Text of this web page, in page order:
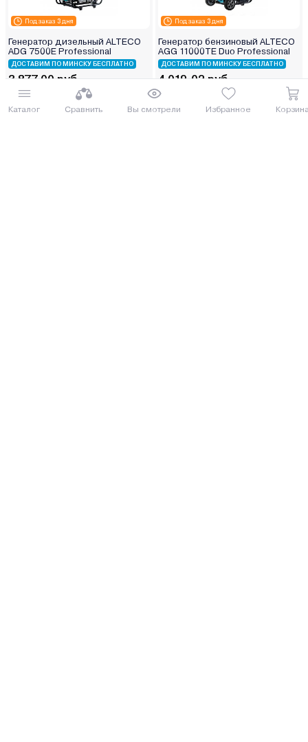
Каталог Сравнить Вы смотрели Избранное
Под заказ 3 дня
Генератор дизельный ALTECO
ADG 7500E Professional
ДОСТАВИМ ПО МИНСКУ БЕСПЛАТНО
3 877.00 руб.
4225.93 руб.
от 96 руб. руб./мес.
Под заказ 3 дня
Генератор бензиновый ALTECO
AGG 11000TE Duo Professional
ДОСТАВИМ ПО МИНСКУ БЕСПЛАТНО
4 019.02 руб.
4380.73 руб.
от 99 руб. руб./мес.